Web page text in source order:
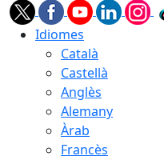
Idiomes
Català
Castellà
Anglès
Alemany
Àrab
Francès